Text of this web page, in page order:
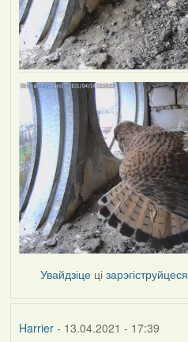
Увайдзіце цізарэгіструйцеся
Harrier- 13.04.2021 - 17:39